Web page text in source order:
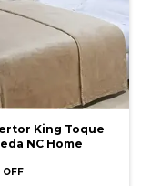
King Toque
NC Home
OFF